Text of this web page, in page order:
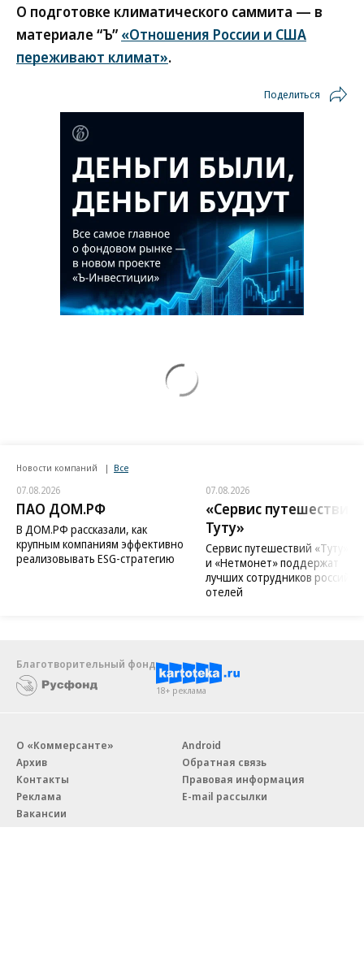
О подготовке климатического саммита — в
материале “Ъ” «Отношения России и США
переживают климат».
Поделиться
Новости компаний Все
07.08.2026
ПАО ДОМ.РФ
В ДОМ.РФ рассказали, как
крупным компаниям эффективно
реализовывать ESG-стратегию
07.08.2026
«Сервис путешествий
Туту»
Сервис путешествий «Туту»
и «Нетмонет» поддержат
лучших сотрудников
отелей
Благотворительный фонд
18+ реклама
О «Коммерсанте»
Архив
Контакты
Реклама
Вакансии
Android
Обратная связь
Правовая информация
E-mail рассылки